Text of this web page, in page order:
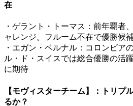
在
・ゲラント・トーマス：前年覇者
ャレンジ。フルーム不在で優勝候
・エガン・ベルナル：コロンビア
ル・ド・スイスでは総合優勝の活
に期待
【モヴィスターチーム】：トリプ
るか？